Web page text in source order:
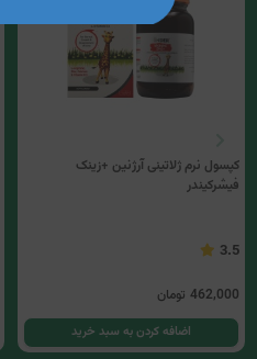
کپسول نرم ژلاتینی آرژنین +زینک
فیشرکیندر
3.5
462,000 تومان
اضافه کردن به سبد خرید